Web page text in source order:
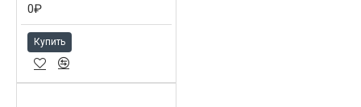
0₽
Купить